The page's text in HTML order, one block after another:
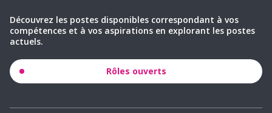
Découvrez les postes disponibles correspondant à vos
compétences et à vos aspirations en explorant les postes
actuels.
Rôles ouverts